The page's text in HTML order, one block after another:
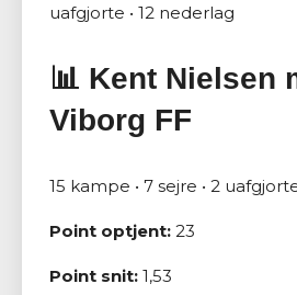
uafgjorte • 12 nederlag
📊 Kent Nielsen
Viborg FF
15 kampe • 7 sejre • 2
Point optjent: 23
Point snit: 1,53